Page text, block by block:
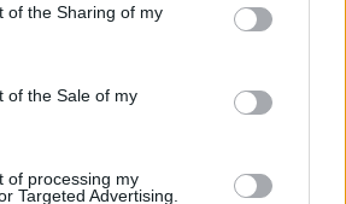
or usage behaviour. You may click to
to Google and its third-party tags to
specified purposes in below Google
of the Sharing of my
of the Sale of my
of processing my
Targeted Advertising.